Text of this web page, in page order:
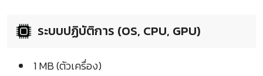
ระบบปฏิบัติการ (OS, CPU, GPU)
1 MB (ตัวเครื่อง)